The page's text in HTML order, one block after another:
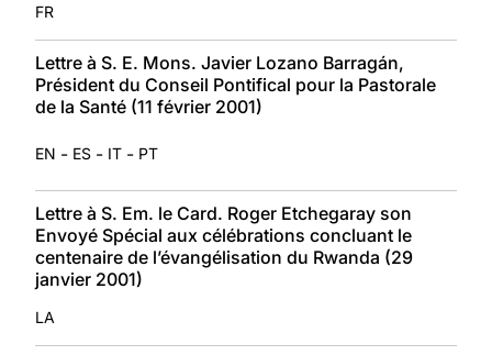
FR
Lettre à S. E. Mons. Javier Lozano Barragán,
Président du Conseil Pontifical pour la Pastorale
de la Santé (11 février 2001)
EN - ES - IT - PT
Lettre à S. Em. le Card. Roger Etchegaray son
Envoyé Spécial aux célébrations concluant le
centenaire de l’évangélisation du Rwanda (29
janvier 2001)
LA